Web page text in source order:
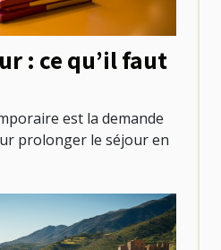
: ce qu’il faut
est la demande
prolonger le séjour en